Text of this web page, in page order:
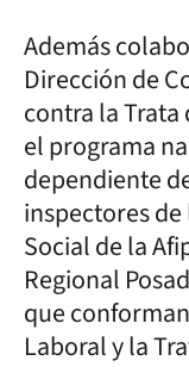
Además
Dirección de
contra la Trata
el programa
dependiente
inspectores
Social de la
Regional
que
Laboral y la